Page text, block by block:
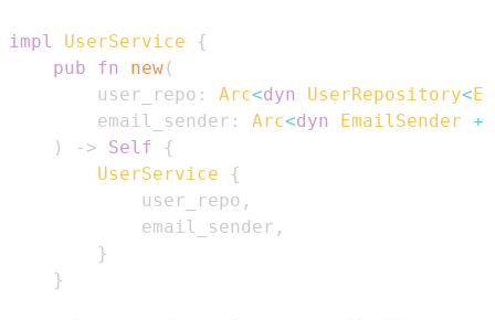
impl UserService
{
pub
fn new(
        user_repo
: Arc<dyn UserRepository<
        email_sender
: Arc<dyn EmailSender +
)
-> Self
{
UserService
{
            user_repo
,
            email_sender
,
}
}